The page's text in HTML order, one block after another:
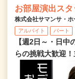
お部屋演出スタ
株式会社サマンサ・
アルバイト パート
【週2日～・日
らの挑戦大歓迎